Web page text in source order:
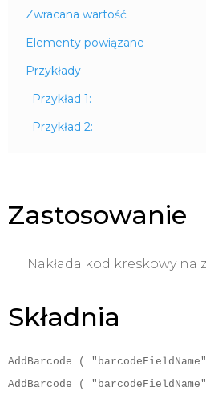
Zwracana wartość
Elementy powiązane
Przykłady
Przykład 1:
Przykład 2:
Zastosowanie
Nakłada kod kreskowy na
Składnia
AddBarcode (
AddBarcode (